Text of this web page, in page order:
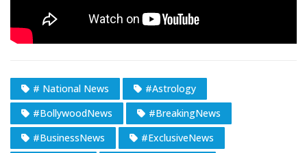
# National News
#Astrology
#BollywoodNews
#BreakingNews
#BusinessNews
#ExclusiveNews